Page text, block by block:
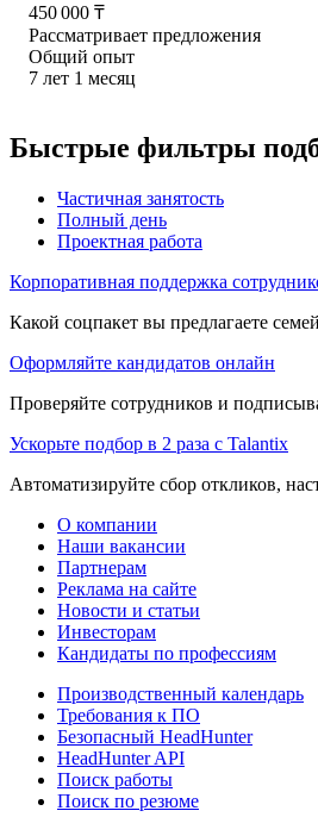
450 000 ₸
Рассматривает предложения
Общий опыт
7 лет 1 месяц
Быстрые фильтры
Частичная занятость
Полный день
Проектная работа
Корпоративная поддержка
Какой соцпакет вы предлагаете
Оформляйте кандидатов онлайн
Проверяйте сотрудников и
Ускорьте подбор в 2 раза с Talantix
Автоматизируйте сбор откликов,
О компании
Наши вакансии
Партнерам
Реклама на сайте
Новости и статьи
Инвесторам
Кандидаты по профессиям
Производственный календарь
Требования к ПО
Безопасный HeadHunter
HeadHunter API
Поиск работы
Поиск по резюме